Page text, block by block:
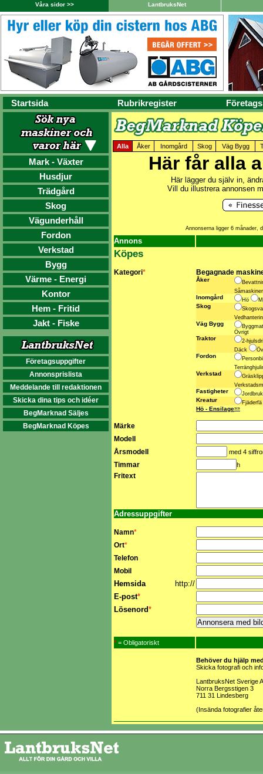
Våra sidor >> LantbruksNet
Startsida Rubrikregister
Mark - Växter
Husdjur
Trädgård
Skog
Vägunderhåll
Fordon
Verkstad
Bygg
Värme - Energi
Kontor
Hem - Fritid
Jakt - Fiske
Företagsuppgifter
Annonsprislista
Meddelande till redaktionen
Skicka dina tips och idéer
BegMarknad Säljes
BegMarknad Köpes
Alla Åker Inomgård Skog Väg Bygg
Här får alla
Här lägger du själv in,
Vill du illustrera annonsen
Annonserna ligger 6 månader,
Annons
Köpes
Kategori* Begagnade
Åker
Inomgård Hö
Skog
Väg Bygg
Övrigt
Traktor
2-
Däck
Fordon
Verkstad
Fastigheter
Kreatur Fjäderfä
Hö - Ensilage»»
Märke
Modell
Årsmodell
med 4
Timmar h
Fritext
Adressuppgifter
Namn*
Ort*
Telefon
Mobil
Hemsida
http://
E-post*
Lösenord*
* = Obligatoriskt
Behöver du hjälp
Skicka fotografi och
LantbruksNet Sverige
Norra Bergsstigen 3
711 31 Lindesberg
(Insända fotografier